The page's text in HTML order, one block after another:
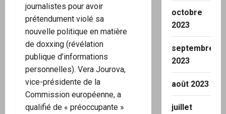
journalistes pour avoir
prétendument violé sa
nouvelle politique en matière
de doxxing (révélation
publique d’informations
personnelles). Vera Jourova,
vice-présidente de la
Commission européenne, a
qualifié de « préoccupante »
octobre
2023
septembre
2023
août 2023
juillet